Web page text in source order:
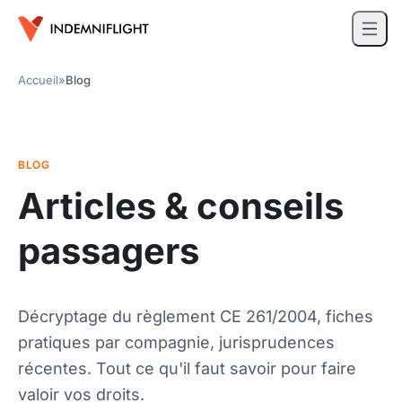
Accueil»Blog
BLOG
Articles & conseils
passagers
Décryptage du règlement CE 261/2004, fiches
pratiques par compagnie, jurisprudences
récentes. Tout ce qu'il faut savoir pour faire
valoir vos droits.